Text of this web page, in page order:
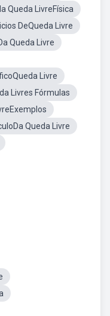
Queda LivreFísica
DeQueda Livre
Queda Livre
Livre
Livres Fórmulas
Queda Livre